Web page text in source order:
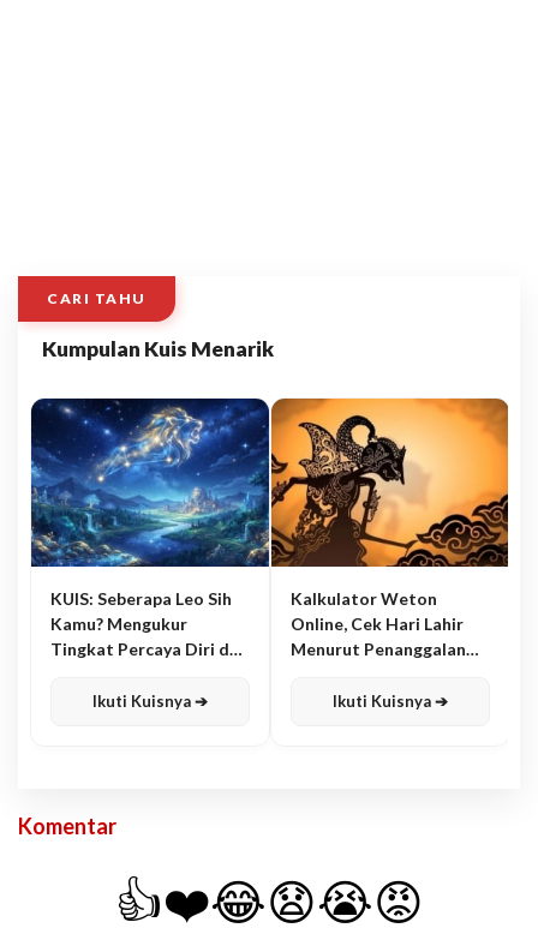
CARI TAHU
Kumpulan Kuis Menarik
KUIS: Seberapa Leo Sih
Kamu? Mengukur
Tingkat Percaya Diri dan
Ikuti Kuisnya ➔
Kalkulator Weton
Online, Cek Hari Lahir
Menurut Penanggalan
Ikuti Kuisnya ➔
Komentar
👍❤️😂😧😭😡